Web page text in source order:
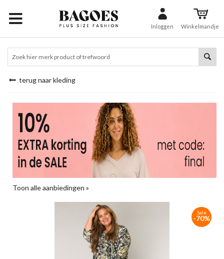
Inloggen Winkelmandje
terug naar kleding
Toon alle aanbiedingen »
Sale
-70%